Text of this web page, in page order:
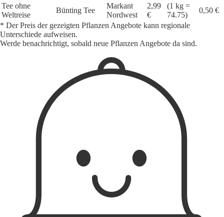
Tee ohne
Weltreise
Bünting Tee
Markant
Nordwest
2,99
€
(1 kg =
74.75)
0,50 €
* Der Preis der gezeigten Pflanzen Angebote kann regionale
Unterschiede aufweisen.
Werde benachrichtigt, sobald neue Pflanzen Angebote da sind.